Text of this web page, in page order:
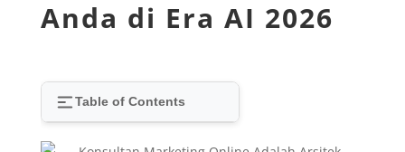
Anda di Era AI 2026
Table of Contents